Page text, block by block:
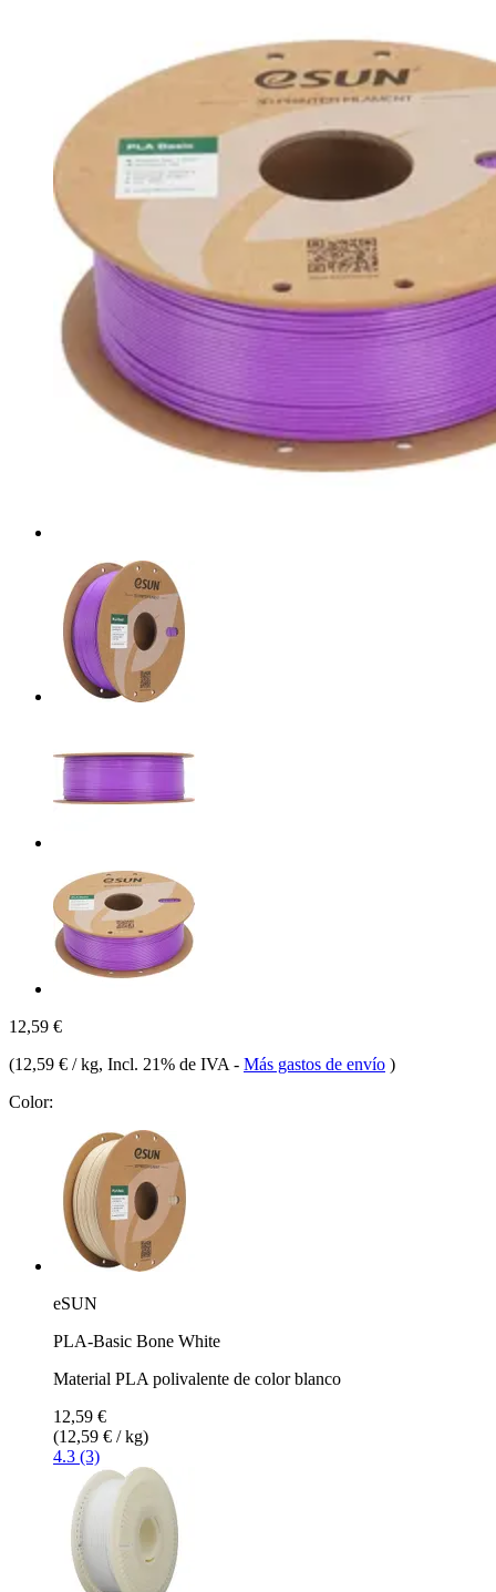
12,59 €
(12,59 € / kg, Incl. 21% de IVA - Más gastos de envío )
Color:
eSUN
PLA-Basic Bone White
Material PLA polivalente de color blanco
12,59 €
(12,59 € / kg)
4.3 (3)